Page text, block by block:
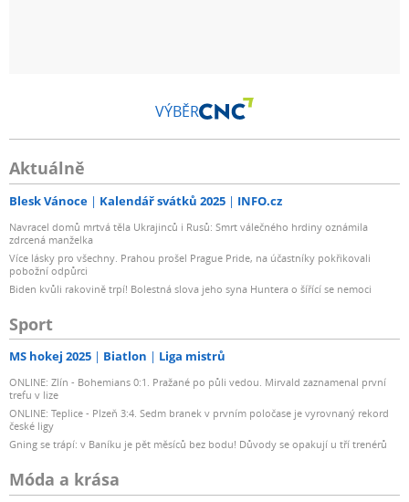
VÝBĚR
Aktuálně
Blesk Vánoce Kalendář svátků 2025 INFO.cz
Navracel domů mrtvá těla Ukrajinců i Rusů: Smrt válečného hrdiny oznámila
zdrcená manželka
Více lásky pro všechny. Prahou prošel Prague Pride, na účastníky pokřikovali
pobožní odpůrci
Biden kvůli rakovině trpí! Bolestná slova jeho syna Huntera o šířící se nemoci
Sport
MS hokej 2025 Biatlon Liga mistrů
ONLINE: Zlín - Bohemians 0:1. Pražané po půli vedou. Mirvald zaznamenal první
trefu v lize
ONLINE: Teplice - Plzeň 3:4. Sedm branek v prvním poločase je vyrovnaný rekord
české ligy
Gning se trápí: v Baníku je pět měsíců bez bodu! Důvody se opakují u tří trenérů
Móda a krása